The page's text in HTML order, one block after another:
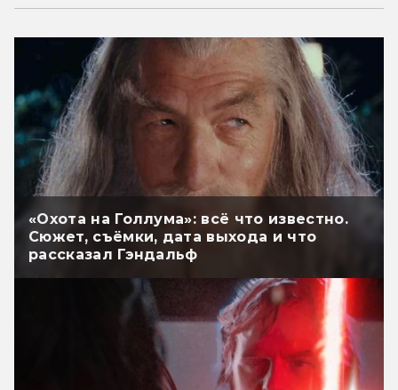
«Охота на Голлума»: всё что известно.
Сюжет, съёмки, дата выхода и что
рассказал Гэндальф